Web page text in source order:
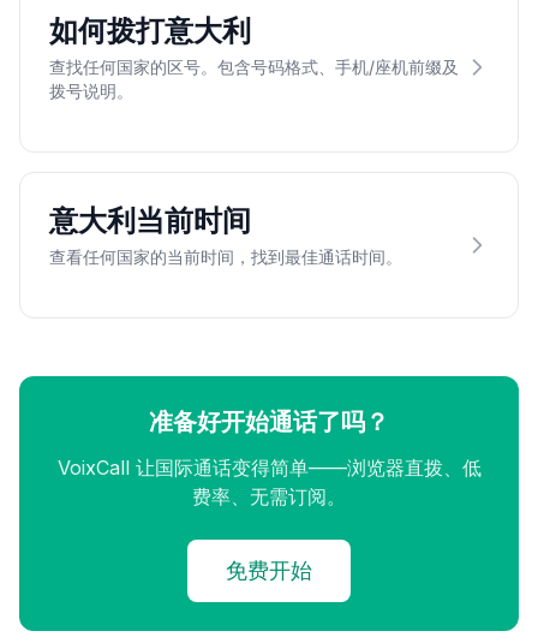
如何拨打意大利
查找任何国家的区号。包含号码格式、手机/座机前缀及
拨号说明。
意大利当前时间
查看任何国家的当前时间，找到最佳通话时间。
准备好开始通话了吗？
VoixCall 让国际通话变得简单——浏览器直拨、低
费率、无需订阅。
免费开始